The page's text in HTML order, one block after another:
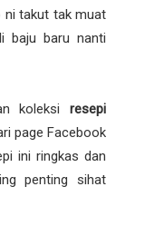
ni takut tak muat
baju baru nanti
koleksi resepi
page Facebook
ini ringkas dan
penting sihat